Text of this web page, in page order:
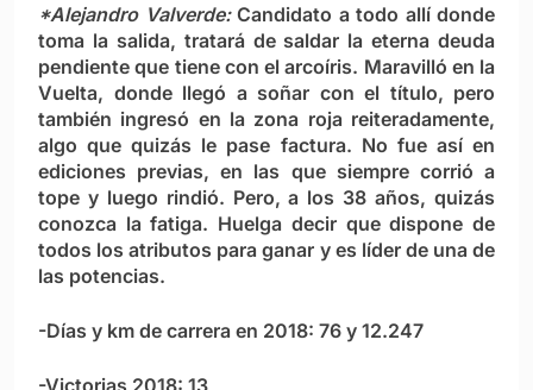
*Alejandro Valverde: Candidato a todo allí donde
toma la salida, tratará de saldar la eterna deuda
pendiente que tiene con el arcoíris. Maravilló en la
Vuelta, donde llegó a soñar con el título, pero
también ingresó en la zona roja reiteradamente,
algo que quizás le pase factura. No fue así en
ediciones previas, en las que siempre corrió a
tope y luego rindió. Pero, a los 38 años, quizás
conozca la fatiga. Huelga decir que dispone de
todos los atributos para ganar y es líder de una de
las potencias.
-Días y km de carrera en 2018: 76 y 12.247
-Victorias 2018: 13